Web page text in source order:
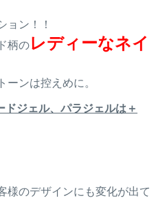
ョン！！
柄のレディーなネイ
ーンは控えめに。
ジェル、パラジェルは＋
様のデザインにも変化が出て